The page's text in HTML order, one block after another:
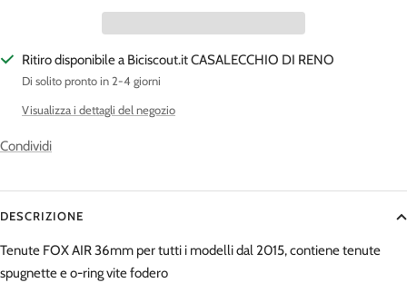
Ritiro disponibile a Biciscout.it CASALECCHIO DI RENO
Di solito pronto in 2-4 giorni
Visualizza i dettagli del negozio
Condividi
DESCRIZIONE
Tenute FOX AIR 36mm per tutti i modelli dal 2015, contiene tenute
spugnette e o-ring vite fodero